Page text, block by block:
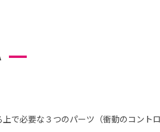
で必要な３つのパーツ（衝動のコント